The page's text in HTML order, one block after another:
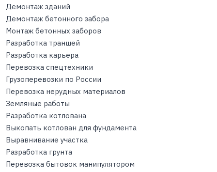
Демонтаж зданий
Демонтаж бетонного забора
Монтаж бетонных заборов
Разработка траншей
Разработка карьера
Перевозка спецтехники
Грузоперевозки по России
Перевозка нерудных материалов
Земляные работы
Разработка котлована
Выкопать котлован для фундамента
Выравнивание участка
Разработка грунта
Перевозка бытовок манипулятором